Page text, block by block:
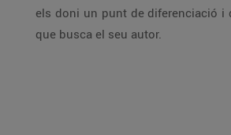
els doni un punt de diferenciació i
que busca el seu autor.